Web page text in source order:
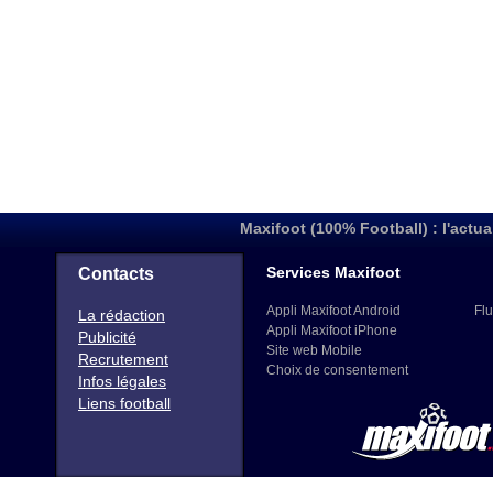
Maxifoot (100% Football) :
Contacts
La rédaction
Publicité
Recrutement
Infos légales
Liens football
Services Maxifoot
Appli Maxifoot Android
Appli Maxifoot iPhone
Site web Mobile
Choix de consentement